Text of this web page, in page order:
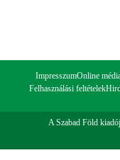
ImpresszumOnline
Felhasználási feltételek
A Szabad Föld